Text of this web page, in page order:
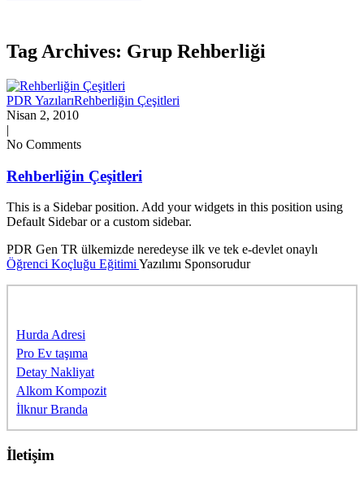
Tag Archives: Grup Rehberliği
PDR YazılarıRehberliğin Çeşitleri
Nisan 2, 2010
|
No Comments
Rehberliğin Çeşitleri
This is a Sidebar position. Add your widgets in this position using
Default Sidebar or a custom sidebar.
PDR Gen TR ülkemizde neredeyse ilk ve tek e-devlet onaylı
Öğrenci Koçluğu Eğitimi Yazılımı Sponsorudur
Hurda Adresi
Pro Ev taşıma
Detay Nakliyat
Alkom Kompozit
İlknur Branda
İletişim